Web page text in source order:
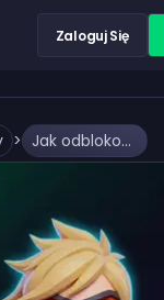
Zaloguj Się
> Jak odblokować konto w Overwatch 2